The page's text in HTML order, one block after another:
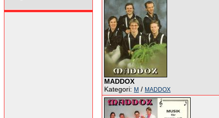
MADDOX
Kategori: M / MADDOX